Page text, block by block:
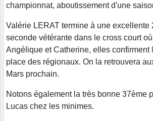
championnat, aboutissement d'une
Valérie LERAT termine à une excellente
seconde vétérante dans le cross court
Angélique et Catherine, elles confirment
place des régionaux. On la retrouvera
Mars prochain.
Notons également la très bonne 37ème
Lucas chez les minimes.